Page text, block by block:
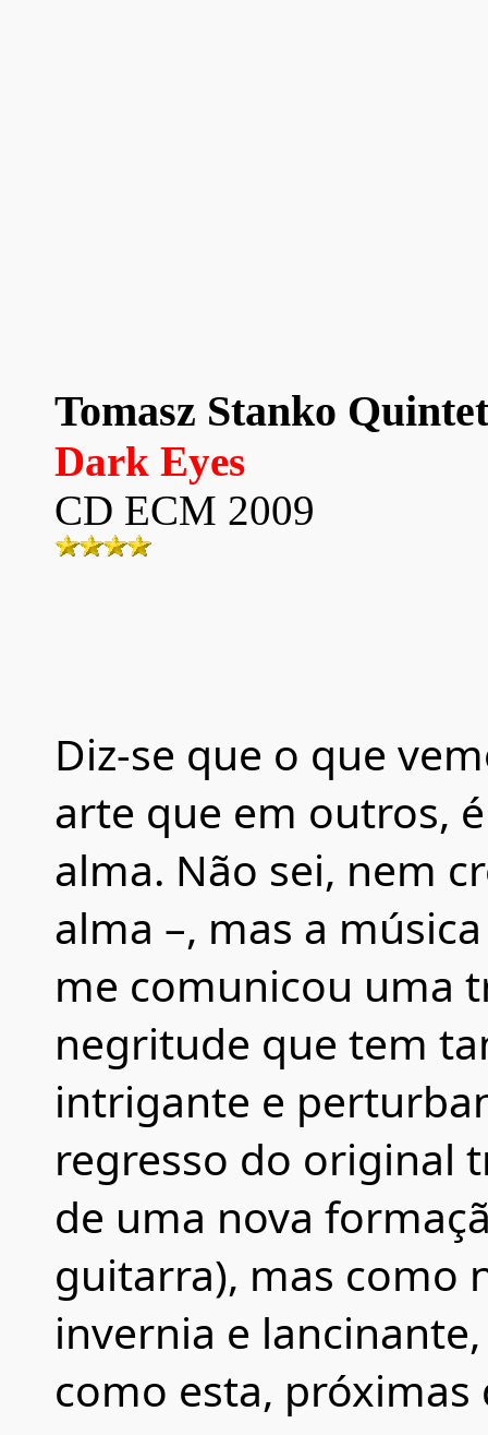
Tomasz Stanko Quintet
Dark Eyes
CD ECM 2009
Diz-se que o que
arte que em outros,
alma. Não sei, nem
alma –, mas a
me comunicou uma
negritude que tem
intrigante e
regresso do original
de uma nova
guitarra), mas como
invernia e
como esta, próximas